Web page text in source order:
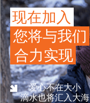
现在加入
您将与我们
合力实现
爱心不在大小
滴水也将汇入大海